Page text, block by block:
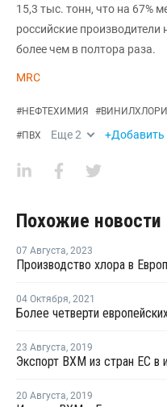
15,3 тыс. тонн, что на 67%
российские
более чем в полтора раза.
MRC
#НЕФТЕХИМИЯ #
#ПВХ Еще2 +Добавить
Похожие новости
07 Августа, 2023
Производство хлора в
04 Октября, 2021
23 Августа, 2019
Экспорт ВХМ из стран ЕС в
20 Августа, 2019